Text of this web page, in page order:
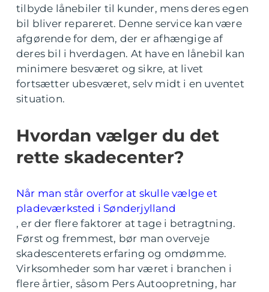
tilbyde lånebiler til kunder, mens deres egen
bil bliver repareret. Denne service kan være
afgørende for dem, der er afhængige af
deres bil i hverdagen. At have en lånebil kan
minimere besværet og sikre, at livet
fortsætter ubesværet, selv midt i en uventet
situation.
Hvordan vælger du det
rette skadecenter?
Når man står overfor at skulle vælge et
pladeværksted i Sønderjylland
, er der flere faktorer at tage i betragtning.
Først og fremmest, bør man overveje
skadescenterets erfaring og omdømme.
Virksomheder som har været i branchen i
flere årtier, såsom Pers Autoopretning, har